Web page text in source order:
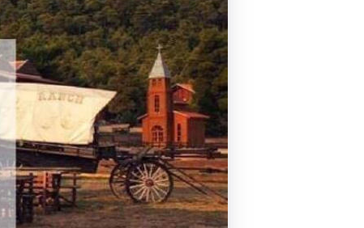
Pilates by Mandy
FACEBOOK ΚΟΡΥΔΑΛΛΟΥ
Pilates by Mandy
FACEBOOK ΠΕΡΙΣΤΕΡΊΟΥ
Pilates by Mandy
FACEBOOK ΠΕΎΚΗΣ
ΚΑΝΑΛΙ YOUTUBE